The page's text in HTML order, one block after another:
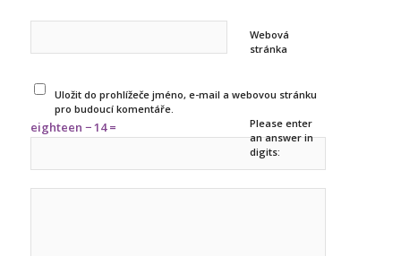
Webová
stránka
Uložit do prohlížeče jméno, e-mail a webovou stránku
pro budoucí komentáře.
Please enter
an answer in
digits:
eighteen − 14 =